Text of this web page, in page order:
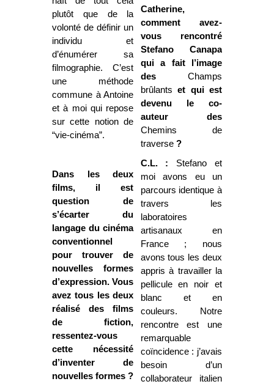
plutôt que de la
volonté de définir un
individu et
d’énumérer sa
filmographie. C’est
une méthode
commune à Antoine
et à moi qui repose
sur cette notion de
“vie-cinéma”.
Dans les deux
films, il est
question de
s’écarter du
langage du cinéma
conventionnel
pour trouver de
nouvelles formes
d’expression. Vous
avez tous les deux
réalisé des films
de fiction,
ressentez-vous
cette nécessité
d’inventer de
nouvelles formes ?
Catherine,
comment avez-
vous rencontré
Stefano Canapa
qui a fait l’image
des Champs
brûlantset qui est
devenu le co-
auteur des
Chemins de
traverse?
C.L. : Stefano et
moi avons eu un
parcours identique à
travers les
laboratoires
artisanaux en
France ; nous
avons tous les deux
appris à travailler la
pellicule en noir et
blanc et en
couleurs. Notre
rencontre est une
remarquable
coïncidence : j’avais
besoin d’un
collaborateur italien